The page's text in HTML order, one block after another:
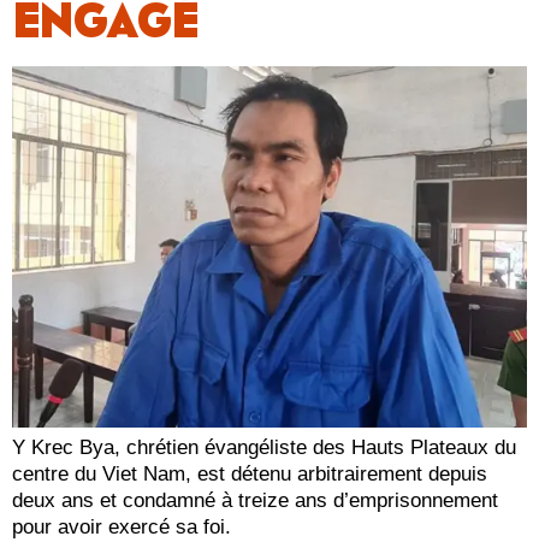
ENGAGÉ
Y Krec Bya, chrétien évangéliste des Hauts Plateaux du
centre du Viet Nam, est détenu arbitrairement depuis
deux ans et condamné à treize ans d’emprisonnement
pour avoir exercé sa foi.